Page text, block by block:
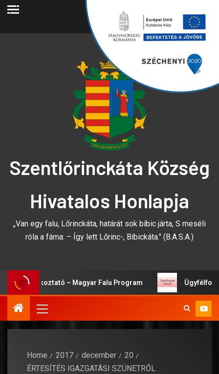
Szentlőrinckáta Község
Hivatalos Honlapja
„Van egy falu, Lőrinckáta, határát sok bíbic járta, S meséli
róla a fáma: – Így lett Lőrinc-, Bíbickáta." (B.A.S.A.)
Tájékoztató – Magyar Falu Program
Home 2017 december
20
ÉRTESÍTÉS IGAZGATÁSI SZÜNETRŐL